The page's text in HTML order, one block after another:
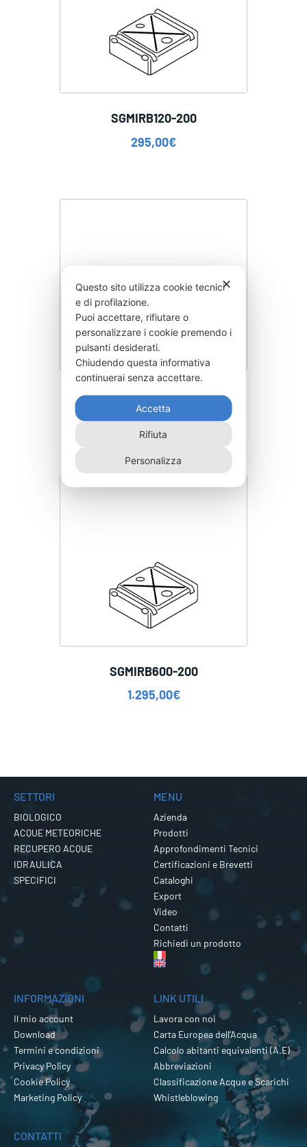
SGMIRB120-200
295,00€
SGMIRB400-200
930,00€
SGMIRB600-200
1.295,00€
SETTORI
BIOLOGICO
ACQUE METEORICHE
RECUPERO ACQUE
IDRAULICA
SPECIFICI
MENU
Azienda
Prodotti
Approfondimenti Tecnici
Certificazioni e Brevetti
Cataloghi
Export
Video
Contatti
Richiedi un prodotto
INFORMAZIONI
Il mio account
Download
Termini e condizioni
Privacy Policy
Cookie Policy
Marketing Policy
LINK UTILI
Lavora con noi
Carta Europea dell’Acqua
Calcolo abitanti equivalenti (A.E)
Abbreviazioni
Classificazione Acque e Scarichi
Whistleblowing
CONTATTI
✕
Questo sito utilizza cookie tecnici
e di profilazione.
Puoi accettare, rifiutare o
personalizzare i cookie premendo i
pulsanti desiderati.
Chiudendo questa informativa
continuerai senza accettare.
Accetta
Rifiuta
Personalizza